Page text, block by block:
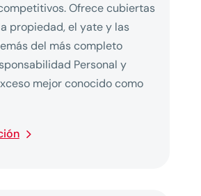
Ofrece cubiertas
propiedad, el yate y las
del más completo
Personal y
mejor conocido como